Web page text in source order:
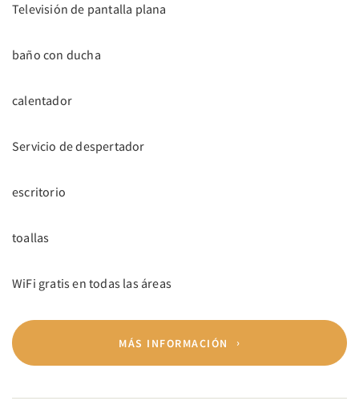
Televisión de pantalla plana
baño con ducha
calentador
Servicio de despertador
escritorio
toallas
WiFi gratis en todas las áreas
MÁS INFORMACIÓN